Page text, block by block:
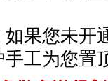
果您未开
手工为您置